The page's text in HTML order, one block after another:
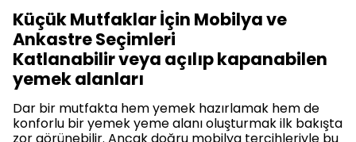
Küçük Mutfaklar İçin Mobilya ve
Ankastre Seçimleri
Katlanabilir veya açılıp kapanabilen
yemek alanları
Dar bir mutfakta hem yemek hazırlamak hem de
konforlu bir yemek yeme alanı oluşturmak ilk bakışta